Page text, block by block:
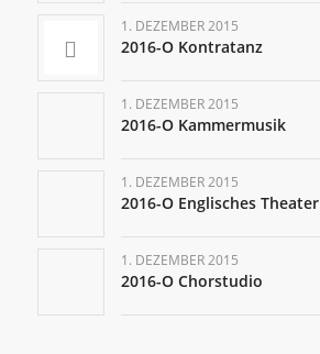
1. DEZEMBER 2015
2016-O Kontratanz
1. DEZEMBER 2015
2016-O Kammermusik
1. DEZEMBER 2015
2016-O Englisches Theater
1. DEZEMBER 2015
2016-O Chorstudio